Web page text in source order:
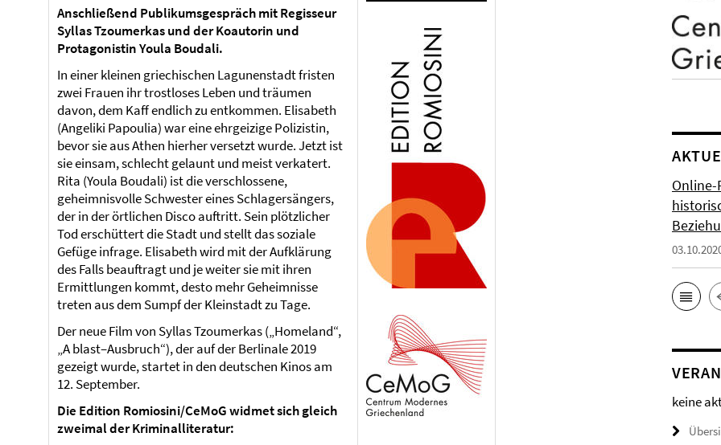
Anschließend Publikumsgespräch mit Regisseur
Syllas Tzoumerkas und der Koautorin und
Protagonistin Youla Boudali.
In einer kleinen griechischen Lagunenstadt fristen
zwei Frauen ihr trostloses Leben und träumen
davon, dem Kaff endlich zu entkommen. Elisabeth
(Angeliki Papoulia) war eine ehrgeizige Polizistin,
bevor sie aus Athen hierher versetzt wurde. Jetzt ist
sie einsam, schlecht gelaunt und meist verkatert.
Rita (Youla Boudali) ist die verschlossene,
geheimnisvolle Schwester eines Schlagersängers,
der in der örtlichen Disco auftritt. Sein plötzlicher
Tod erschüttert die Stadt und stellt das soziale
Gefüge infrage. Elisabeth wird mit der Aufklärung
des Falls beauftragt und je weiter sie mit ihren
Ermittlungen kommt, desto mehr Geheimnisse
treten aus dem Sumpf der Kleinstadt zu Tage.
Der neue Film von Syllas Tzoumerkas („Homeland“,
„A blast–Ausbruch“), der auf der Berlinale 2019
gezeigt wurde, startet in den deutschen Kinos am
12. September.
Die Edition Romiosini/CeMoG widmet sich gleich
zweimal der Kriminalliteratur:
keine